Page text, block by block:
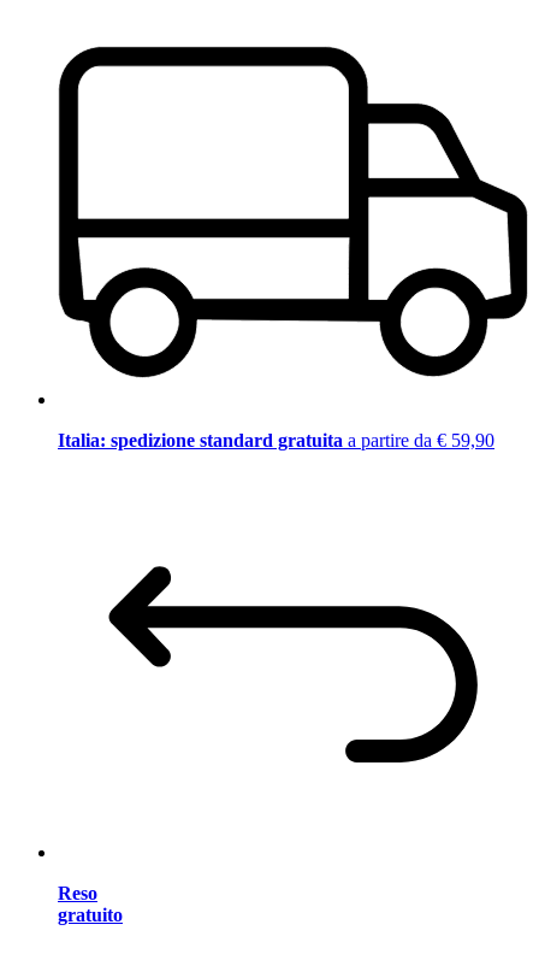
Italia: spedizione standard gratuita a partire da € 59,90
Reso
gratuito